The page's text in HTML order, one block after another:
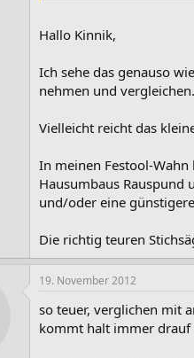
Gruß
Torsten
Hallo Kinnik,
Ich sehe das genauso
nehmen und vergleichen.
Vielleicht reicht das
In meinen Festool-
Hausumbaus Rauspund
und/oder eine
Die richtig teuren
19. November 2012
so teuer, verglichen mit
kommt halt immer drauf